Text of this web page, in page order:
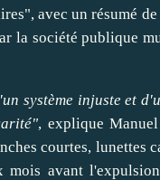
avec un résumé
la société publique
système injuste et
, explique Manuel
courtes, lunettes
avant